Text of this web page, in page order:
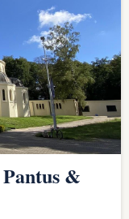
&